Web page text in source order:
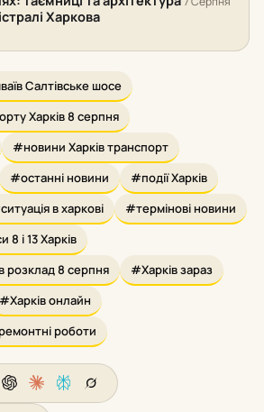
Харкова
Салтівське шосе
Харків 8 серпня
#новини Харків транспорт
#останні новини
#події Харків
в харкові
#термінові новини
8 і 13 Харків
розклад 8 серпня
#Харків зараз
#Харків онлайн
роботи